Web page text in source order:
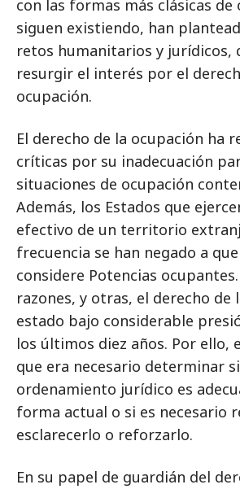
con las formas más clásicas de
siguen existiendo, han
retos humanitarios y jurídicos,
resurgir el interés por el
ocupación.
El derecho de la ocupación ha
críticas por su inadecuación
situaciones de ocupación
Además, los Estados que
efectivo de un territorio
frecuencia se han negado a
considere Potencias
razones, y otras, el derecho de
estado bajo considerable
los últimos diez años. Por ello,
que era necesario determinar
ordenamiento jurídico es
forma actual o si es necesario
esclarecerlo o reforzarlo.
En su papel de guardián del